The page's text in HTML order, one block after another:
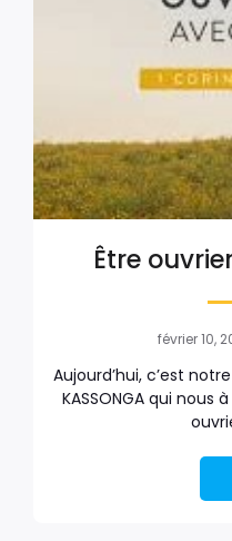
Être
février 10,
Aujourd’hui, c’est
KASSONGA qui